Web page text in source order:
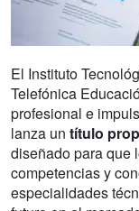
El Instituto
Telefónica
profesional e
lanza un título
diseñado para que
competencias y
especialidades